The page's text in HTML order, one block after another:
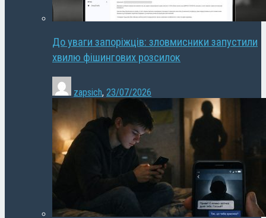
До уваги запоріжців: зловмисники запустили
хвилю фішингових розсилок
zapsich, 23/07/2026